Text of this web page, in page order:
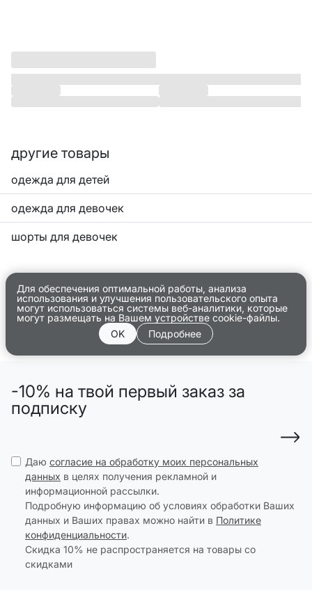
другие товары
одежда для детей
одежда для девочек
шорты для девочек
Для обеспечения оптимальной работы, анализа
использования и улучшения пользовательского опыта
могут использоваться системы веб-аналитики, которые
могут размещать на Вашем устройстве cookie-файлы.
OK
Подробнее
-10% на твой первый заказ за
подписку
Даю согласие на обработку моих персональных
данных в целях получения рекламной и
информационной рассылки.
Подробную информацию об условиях обработки Ваших
данных и Ваших правах можно найти в Политике
конфиденциальности.
Скидка 10% не распространяется на товары со
скидками